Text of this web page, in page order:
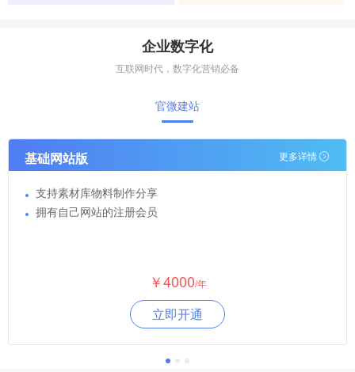
企业数字化
互联网时代，数字化营销必备
官微建站
基础网站版 更多详情
支持素材库物料制作分享
拥有自己网站的注册会员
￥4000/年
立即开通